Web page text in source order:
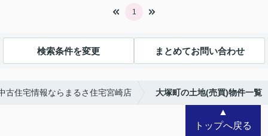
1
検索条件を変更 まとめてお問い合わせ
古住宅情報ならまるさ住宅宮崎店 大塚町の土地(売買)物件一覧
▲
トップへ戻る